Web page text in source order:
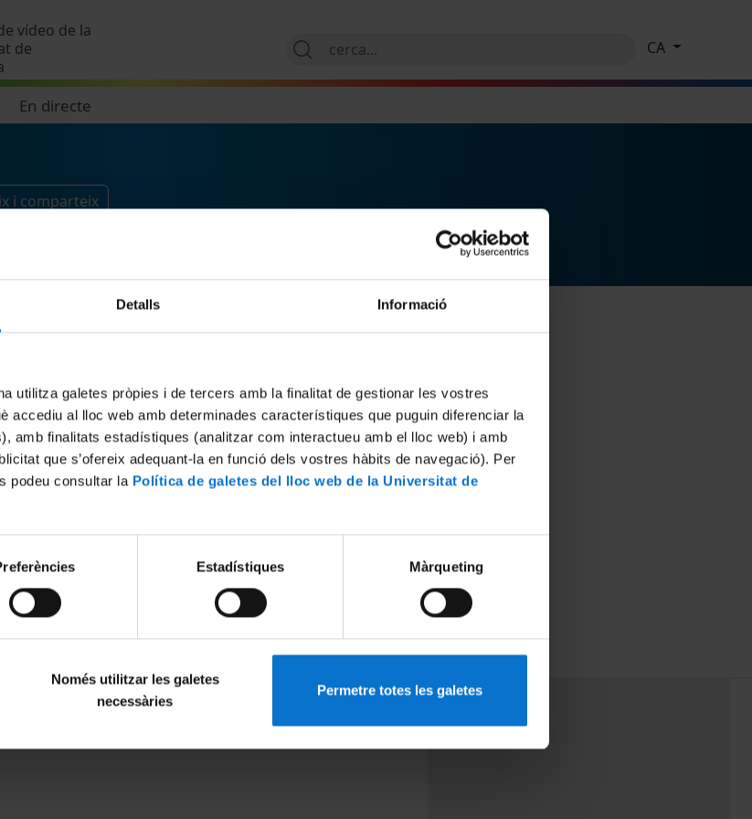
Detalls Informació
utilitza galetes pròpies i de tercers amb la finalitat de gestionar les vostres
accediu al lloc web amb determinades característiques que puguin diferenciar la
amb finalitats estadístiques (analitzar com interactueu amb el lloc web) i amb
que s’ofereix adequant-la en funció dels vostres hàbits de navegació). Per
podeu consultar la Política de galetes del lloc web de la Universitat de
Estadístiques Màrqueting
Només utilitzar les galetes
necessàries
Permetre totes les galetes
vídeo de la
de
En directe
CA
i comparteix
cel·lular
MENÚ PEU 1 PEU 3